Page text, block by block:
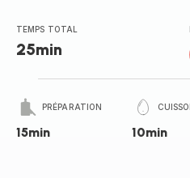
TEMPS TOTAL
25min
PRÉPARATION
15min 10min